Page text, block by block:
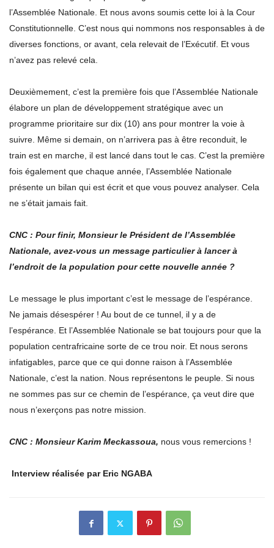
l’Assemblée Nationale. Et nous avons soumis cette loi à la Cour
Constitutionnelle. C’est nous qui nommons nos responsables à de
diverses fonctions, or avant, cela relevait de l’Exécutif. Et vous
n’avez pas relevé cela.
Deuxièmement, c’est la première fois que l’Assemblée Nationale
élabore un plan de développement stratégique avec un
programme prioritaire sur dix (10) ans pour montrer la voie à
suivre. Même si demain, on n’arrivera pas à être reconduit, le
train est en marche, il est lancé dans tout le cas. C’est la première
fois également que chaque année, l’Assemblée Nationale
présente un bilan qui est écrit et que vous pouvez analyser. Cela
ne s’était jamais fait.
CNC : Pour finir, Monsieur le Président de l’Assemblée
Nationale, avez-vous un message particulier à lancer à
l’endroit de la population pour cette nouvelle année ?
Le message le plus important c’est le message de l’espérance.
Ne jamais désespérer ! Au bout de ce tunnel, il y a de
l’espérance. Et l’Assemblée Nationale se bat toujours pour que la
population centrafricaine sorte de ce trou noir. Et nous serons
infatigables, parce que ce qui donne raison à l’Assemblée
Nationale, c’est la nation. Nous représentons le peuple. Si nous
ne sommes pas sur ce chemin de l’espérance, ça veut dire que
nous n’exerçons pas notre mission.
CNC : Monsieur Karim Meckassoua, nous vous remercions !
Interview réalisée par Eric NGABA